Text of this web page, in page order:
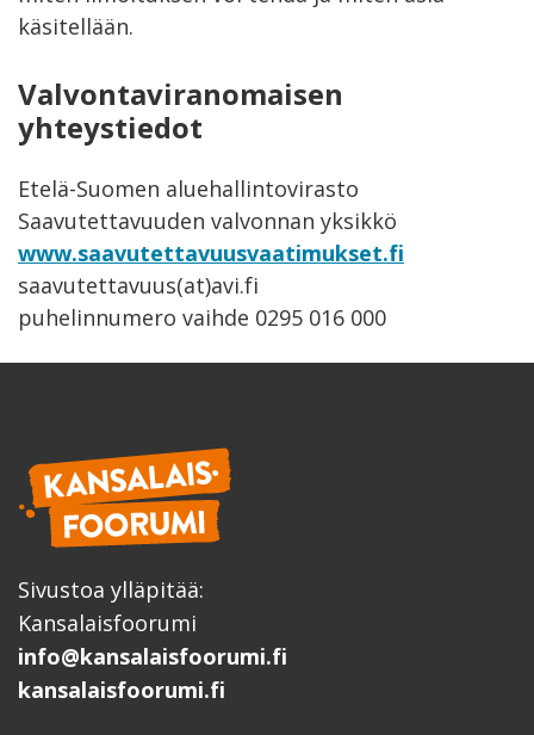
käsitellään.
Valvontaviranomaisen
yhteystiedot
Etelä-Suomen aluehallintovirasto
Saavutettavuuden valvonnan yksikkö
www.saavutettavuusvaatimukset.fi
saavutettavuus(at)avi.fi
puhelinnumero vaihde 0295 016 000
Sivustoa ylläpitää:
Kansalaisfoorumi
info@kansalaisfoorumi.fi
kansalaisfoorumi.fi